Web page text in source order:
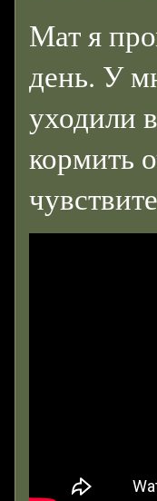
Мат я
день. У
уходили
кормить